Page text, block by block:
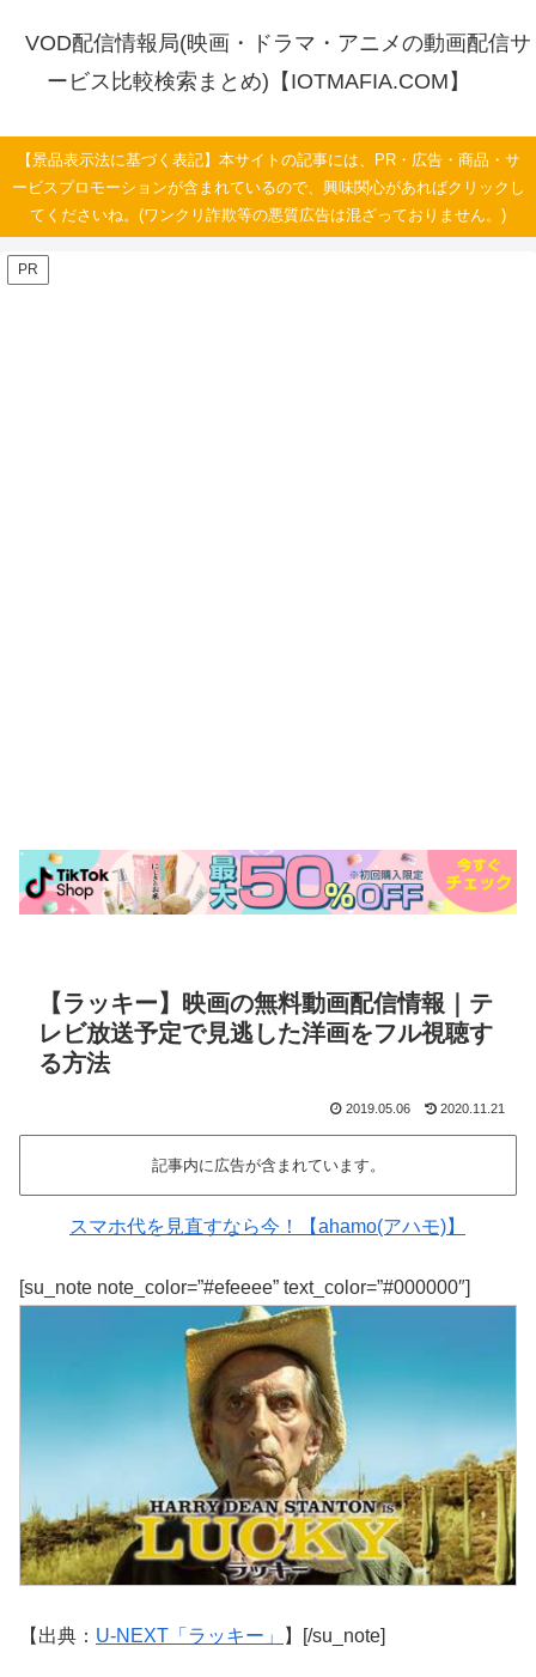
VOD配信情報局(映画・ドラマ・アニメの動画配信サ
ービス比較検索まとめ)【IOTMAFIA.COM】
【景品表示法に基づく表記】本サイトの記事には、PR・広告・商品・サ
ービスプロモーションが含まれているので、興味関心があればクリックし
てくださいね。(ワンクリ詐欺等の悪質広告は混ざっておりません。)
PR
【ラッキー】映画の無料動画配信情報｜テ
レビ放送予定で見逃した洋画をフル視聴す
る方法
2019.05.06 2020.11.21
記事内に広告が含まれています。
スマホ代を見直すなら今！【ahamo(アハモ)】
[su_note note_color=”#efeeee” text_color=”#000000″]
【出典： U-NEXT「ラッキー」 】[/su_note]